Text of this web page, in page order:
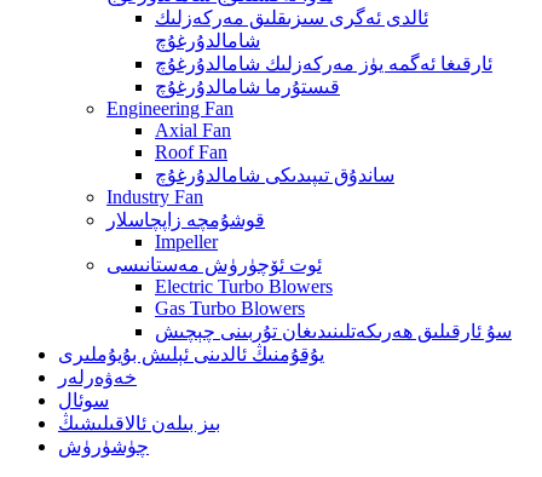
ئالدى ئەگرى سىزىقلىق مەركەزلىك
شامالدۇرغۇچ
ئارقىغا ئەگمە يۈز مەركەزلىك شامالدۇرغۇچ
قىستۇرما شامالدۇرغۇچ
Engineering Fan
Axial Fan
Roof Fan
ساندۇق تىپىدىكى شامالدۇرغۇچ
Industry Fan
قوشۇمچە زاپچاسلار
Impeller
ئوت ئۆچۈرۈش مەستانىسى
Electric Turbo Blowers
Gas Turbo Blowers
سۇ ئارقىلىق ھەرىكەتلىنىدىغان تۇربىنى چېچىش
يۇقۇمنىڭ ئالدىنى ئېلىش بۇيۇملىرى
خەۋەرلەر
سوئال
بىز بىلەن ئالاقىلىشىڭ
چۈشۈرۈش